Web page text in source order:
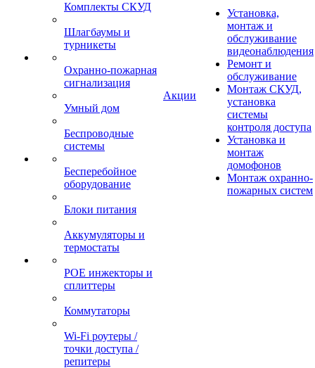
Комплекты СКУД
Шлагбаумы и
турникеты
Охранно-пожарная
сигнализация
Умный дом
Беспроводные
системы
Бесперебойное
оборудование
Блоки питания
Аккумуляторы и
термостаты
POE инжекторы и
сплиттеры
Коммутаторы
Wi-Fi роутеры /
точки доступа /
репитеры
Акции
Установка,
монтаж и
обслуживание
видеонаблюдения
Ремонт и
обслуживание
Монтаж СКУД,
установка
системы
контроля доступа
Установка и
монтаж
домофонов
Монтаж охранно-
пожарных систем